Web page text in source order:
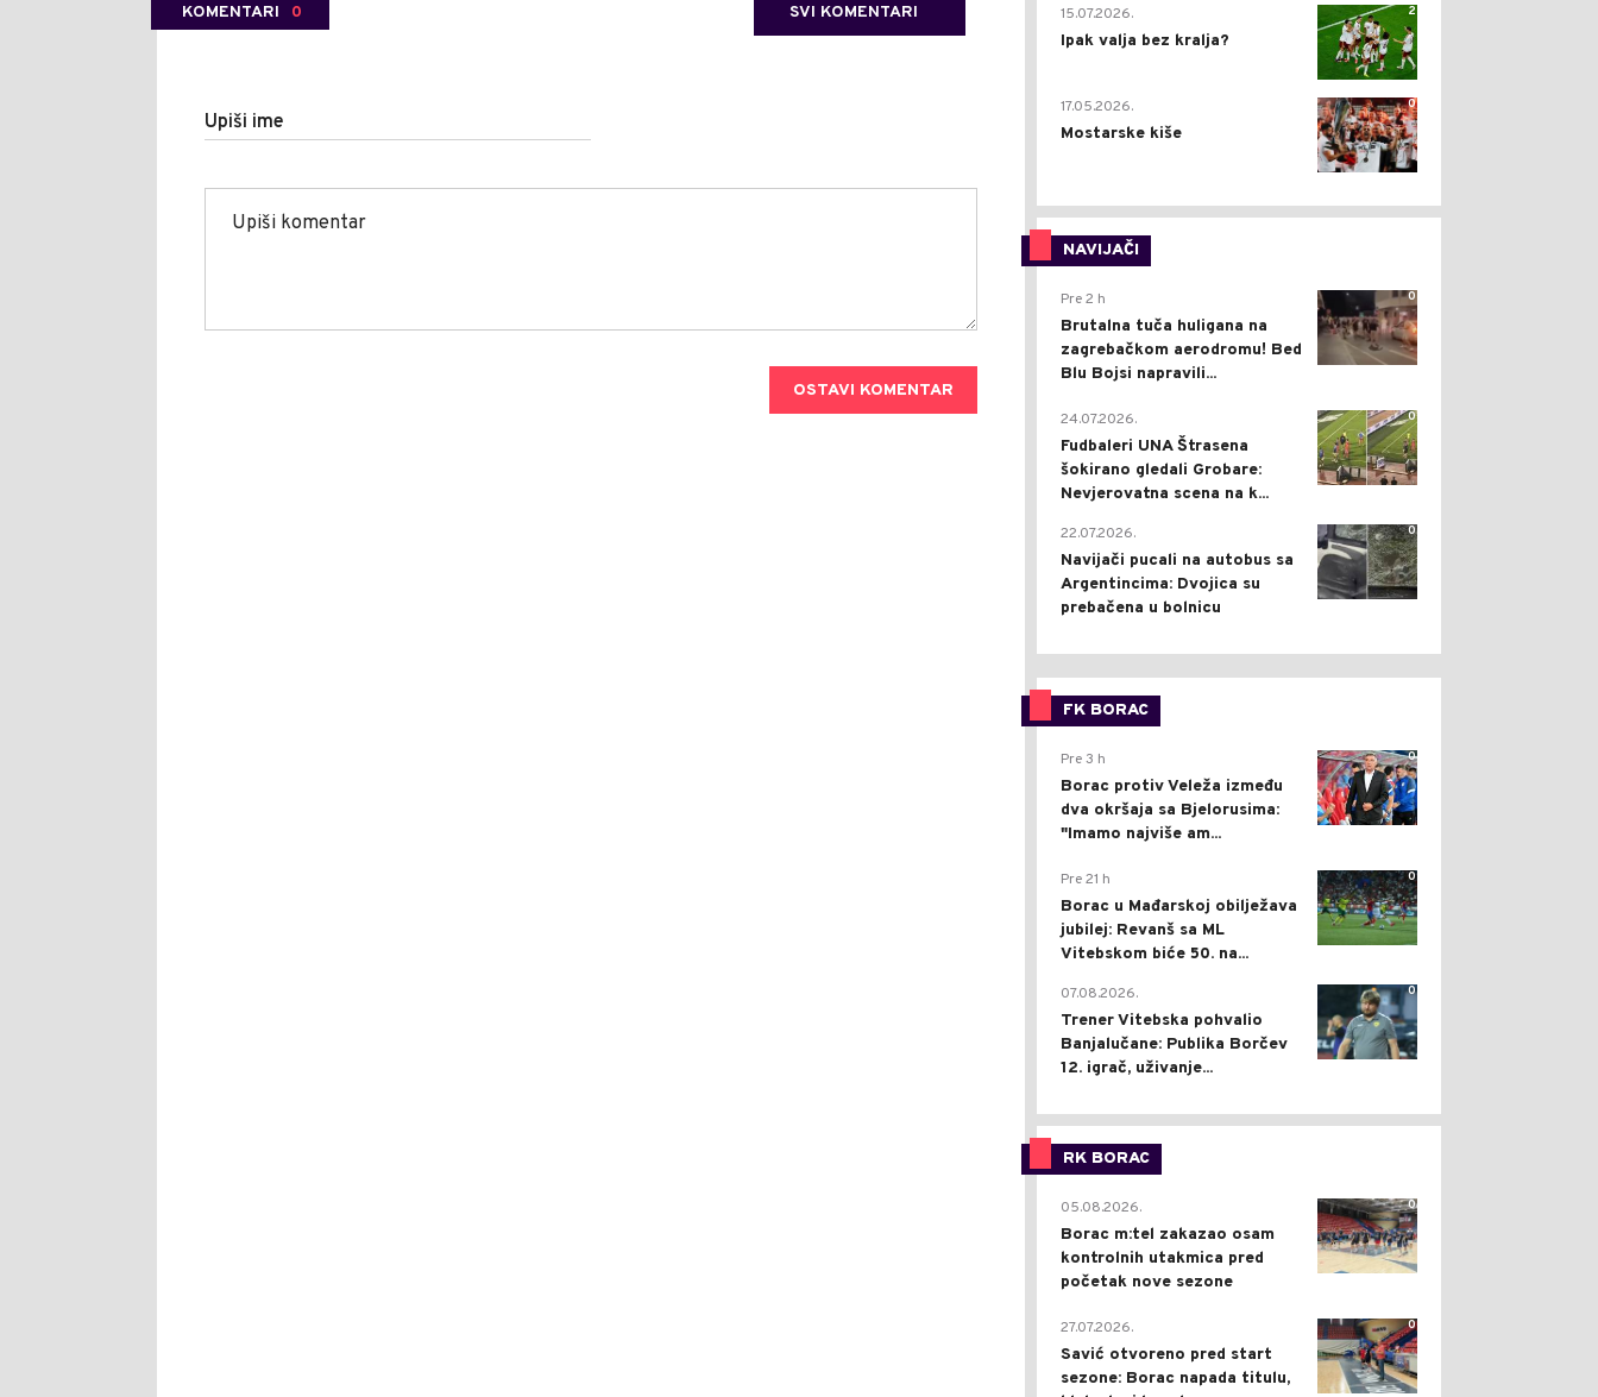
KOMENTARI 0 SVI KOMENTARI
Upiši ime
OSTAVI KOMENTAR
2
15.07.2026.
Ipak valja bez kralja?
0
17.05.2026.
Mostarske kiše
NAVIJAČI
0
Pre 2 h
Brutalna tuča huligana na
zagrebačkom aerodromu! Bed
Blu Bojsi napravili...
0
24.07.2026.
Fudbaleri UNA Štrasena
šokirano gledali Grobare:
Nevjerovatna scena na k...
0
22.07.2026.
Navijači pucali na autobus sa
Argentincima: Dvojica su
prebačena u bolnicu
FK BORAC
0
Pre 3 h
Borac protiv Veleža između
dva okršaja sa Bjelorusima:
"Imamo najviše am...
0
Pre 21 h
Borac u Mađarskoj obilježava
jubilej: Revanš sa ML
Vitebskom biće 50. na...
0
07.08.2026.
Trener Vitebska pohvalio
Banjalučane: Publika Borčev
12. igrač, uživanje...
RK BORAC
0
05.08.2026.
Borac m:tel zakazao osam
kontrolnih utakmica pred
početak nove sezone
0
27.07.2026.
Savić otvoreno pred start
sezone: Borac napada titulu,